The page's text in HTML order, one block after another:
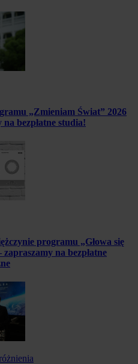
„Zmieniam Świat” 2026
na bezpłatne studia!
programu „Głowa się
zapraszamy na bezpłatne